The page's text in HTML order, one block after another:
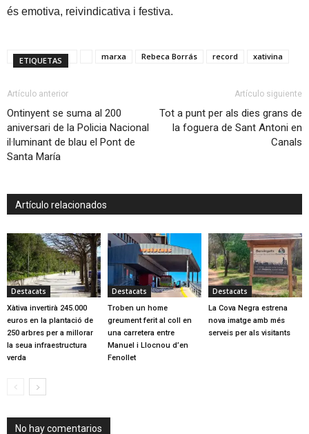
és emotiva, reivindicativa i festiva.
ETIQUETAS marxa Rebeca Borrás record xativina
Artículo anterior
Ontinyent se suma al 200
aniversari de la Policia Nacional
il·luminant de blau el Pont de
Santa María
Artículo siguiente
Tot a punt per als dies grans de
la foguera de Sant Antoni en
Canals
Artículo relacionados
Destacats
Xàtiva invertirà 245.000
euros en la plantació de
250 arbres per a millorar
la seua infraestructura
verda
Destacats
Troben un home
greument ferit al coll en
una carretera entre
Manuel i Llocnou d’en
Fenollet
Destacats
La Cova Negra estrena
nova imatge amb més
serveis per als visitants
No hay comentarios